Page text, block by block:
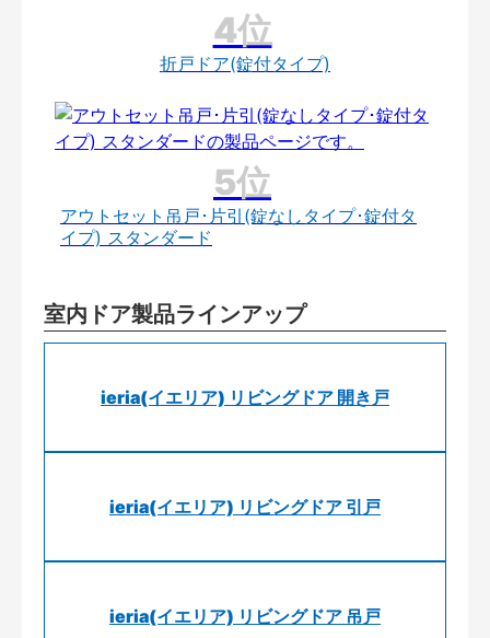
折戸ドア(錠付タイプ)
アウトセット吊戸･片引(錠なしタイプ･錠付タ
イプ) スタンダード
室内ドア製品ラインアップ
ieria(イエリア) リビングドア 開き戸
ieria(イエリア) リビングドア 引戸
ieria(イエリア) リビングドア 吊戸